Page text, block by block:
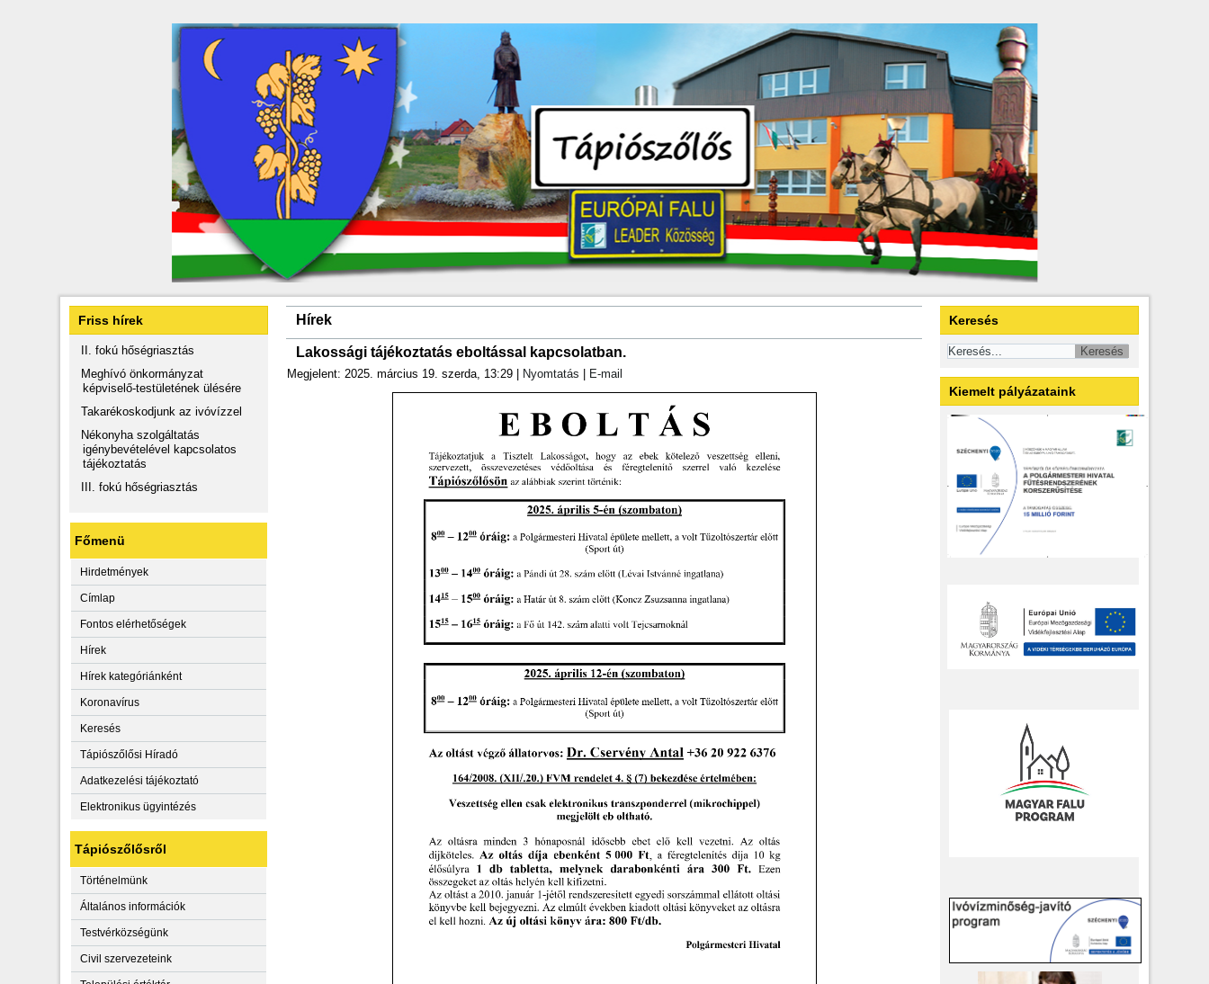
Friss hírek
II. fokú hőségriasztás
Meghívó önkormányzat
képviselő-testületének ülésére
Takarékoskodjunk az ivóvízzel
Nékonyha szolgáltatás
igénybevételével kapcsolatos
tájékoztatás
III. fokú hőségriasztás
Főmenü
Hirdetmények
Címlap
Fontos elérhetőségek
Hírek
Hírek kategóriánként
Koronavírus
Keresés
Tápiószőlősi Híradó
Adatkezelési tájékoztató
Elektronikus ügyintézés
Tápiószőlősről
Történelmünk
Általános információk
Testvérközségünk
Civil szervezeteink
Hírek
Lakossági tájékoztatás eboltással kapcsolatban.
Megjelent: 2025. március 19. szerda, 13:29 Nyomtatás E-mail
Keresés
Kiemelt pályázataink